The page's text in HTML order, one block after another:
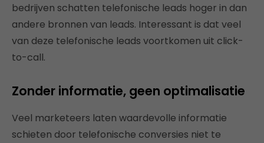
bedrijven schatten telefonische leads hoger in dan
andere bronnen van leads. Interessant is dat veel
van deze telefonische leads voortkomen uit click-
to-call.
Zonder informatie, geen optimalisatie
Veel marketeers laten waardevolle informatie
schieten door telefonische conversies niet te